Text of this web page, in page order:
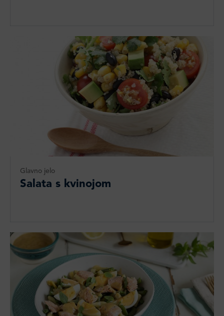
Glavno jelo
Salata s kvinojom